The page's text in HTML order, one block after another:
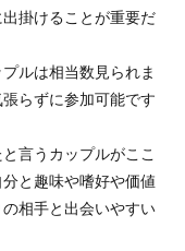
掛けることが重要だ
ルは相当数見られま
らずに参加可能です
言うカップルがここ
と趣味や嗜好や価値
相手と出会いやすい